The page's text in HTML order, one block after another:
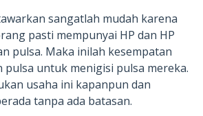
sangatlah mudah karena
pasti mempunyai HP dan HP
pulsa. Maka inilah kesempatan
pulsa untuk menigisi pulsa mereka.
usaha ini kapanpun dan
tanpa ada batasan.